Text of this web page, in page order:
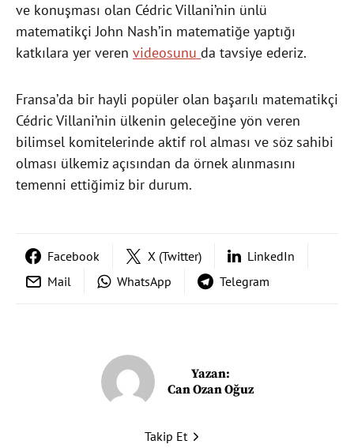
ve konuşması olan Cédric Villani’nin ünlü
matematikçi John Nash’in matematiğe yaptığı
katkılara yer veren videosunu da tavsiye ederiz.
Fransa’da bir hayli popüler olan başarılı matematikçi
Cédric Villani’nin ülkenin geleceğine yön veren
bilimsel komitelerinde aktif rol alması ve söz sahibi
olması ülkemiz açısından da örnek alınmasını
temenni ettiğimiz bir durum.
Facebook X (Twitter)
LinkedIn
Mail
WhatsApp Telegram
Yazan:
Can Ozan Oğuz
Takip Et